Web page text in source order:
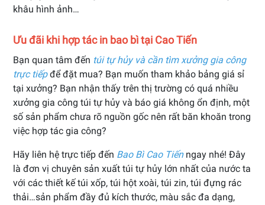
khâu hình ảnh…
Ưu đãi khi hợp tác in bao bì tại Cao Tiến
Bạn quan tâm đến túi tự hủy và cần tìm xưởng gia công
trực tiếpđể đặt mua? Bạn muốn tham khảo bảng giá sỉ
tại xưởng? Bạn nhận thấy trên thị trường có quá nhiều
xưởng gia công túi tự hủy và báo giá không ổn định, một
số sản phẩm chưa rõ nguồn gốc nên rất băn khoăn trong
việc hợp tác gia công?
Hãy liên hệ trực tiếp đến Bao Bì Cao Tiếnngay nhé! Đây
là đơn vị chuyên sản xuất túi tự hủy lớn nhất của nước ta
với các thiết kế túi xốp, túi hột xoài, túi zin, túi đựng rác
thải…sản phẩm đầy đủ kích thước, màu sắc đa dạng,